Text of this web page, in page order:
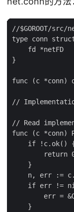
//$GOROOT/src/
type conn
    fd *netFD
}
func (c
//
// Read
func (c
if !c.ok()
return
    }
n, err :=
if err !=
err =
    }